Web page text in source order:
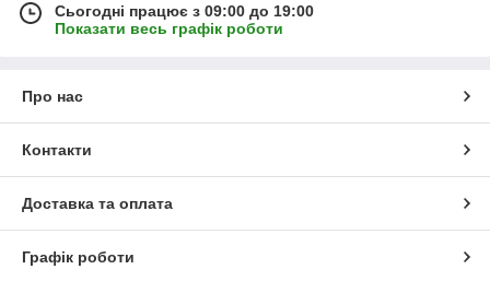
Сьогодні працює з 09:00 до 19:00
Показати весь графік роботи
Про нас
Контакти
Доставка та оплата
Графік роботи